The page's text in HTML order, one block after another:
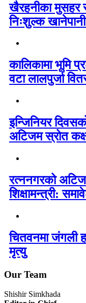
खैरहनीका मुसहर
निःशुल्क
कालिकामा भूमि
वटा लालपुर्जा
इन्जिनियर
अटिजम स्रोत
रत्ननगरको
शिक्षामन्त्री:
चितवनमा जंगली
मृत्यु
Our Team
Shishir Simkhada